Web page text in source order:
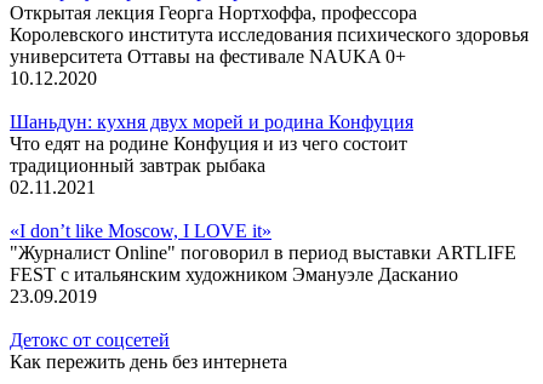
Открытая лекция Георга Нортхоффа, профессора
Королевского института исследования психического здоровья
университета Оттавы на фестивале NAUKA 0+
10.12.2020
Шаньдун: кухня двух морей и родина Конфуция
Что едят на родине Конфуция и из чего состоит
традиционный завтрак рыбака
02.11.2021
«I don’t like Moscow, I LOVE it»
"Журналист Online" поговорил в период выставки ARTLIFE
FEST с итальянским художником Эмануэле Дасканио
23.09.2019
Детокс от соцсетей
Как пережить день без интернета